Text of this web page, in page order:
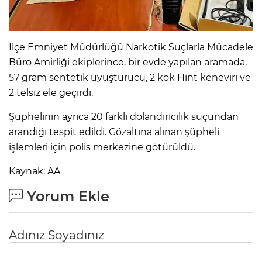
İlçe Emniyet Müdürlüğü Narkotik Suçlarla Mücadele
Büro Amirliği ekiplerince, bir evde yapılan aramada,
57 gram sentetik uyuşturucu, 2 kök Hint keneviri ve
2 telsiz ele geçirdi.
Şüphelinin ayrıca 20 farklı dolandırıcılık suçundan
arandığı tespit edildi. Gözaltına alınan şüpheli
işlemleri için polis merkezine götürüldü.
Kaynak: AA
Yorum Ekle
Adınız Soyadınız